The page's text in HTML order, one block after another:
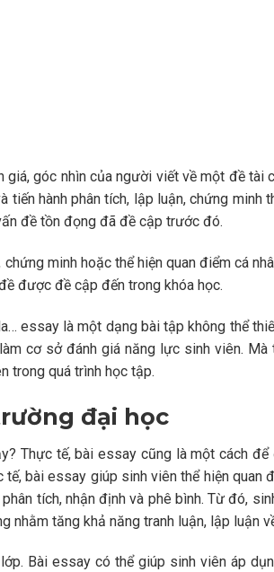
giá, góc nhìn của người viết về một đề tài
hành phân tích, lập luận, chứng minh
đề tồn đọng đã đề cập trước đó.
minh hoặc thể hiện quan điểm cá
được đề cập đến trong khóa học.
essay là một dạng bài tập không thể
cơ sở đánh giá năng lực sinh viên.
trong quá trình học tập.
đại học
Thực tế, bài essay cũng là một cách
bài essay giúp sinh viên thể hiện quan
tích, nhận định và phê bình. Từ đó,
tăng khả năng tranh luận, lập luận
Bài essay có thể giúp sinh viên áp